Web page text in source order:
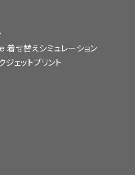
せ替えシミュレーション
ェットプリント